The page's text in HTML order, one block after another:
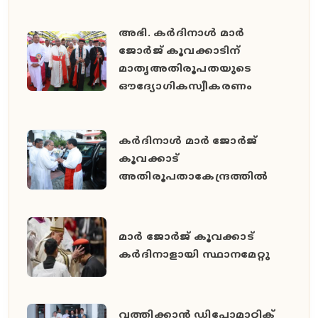
അഭി. കർദിനാൾ മാർ
ജോർജ് കൂവക്കാടിന്
മാതൃഅതിരൂപതയുടെ
ഔദ്യോഗികസ്വീകരണം
കർദിനാൾ മാർ ജോർജ്
കൂവക്കാട്
അതിരൂപതാകേന്ദ്രത്തിൽ
മാർ ജോർജ് കൂവക്കാട്
കർദിനാളായി സ്ഥാനമേറ്റു